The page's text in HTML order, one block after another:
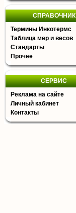
СПРАВОЧНИК
Термины Инкотермс
Таблица мер и весов
Стандарты
Прочее
СЕРВИС
Реклама на сайте
Личный кабинет
Контакты